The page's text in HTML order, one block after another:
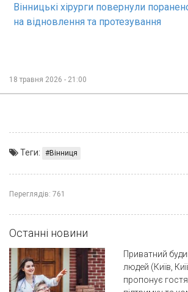
Вінницькі хірурги повернули
на відновлення та протезування
18 травня 2026 - 21:00
Теги: Вінниця
Переглядів: 761
Останні новини
Приватний
людей (Київ,
пропонує